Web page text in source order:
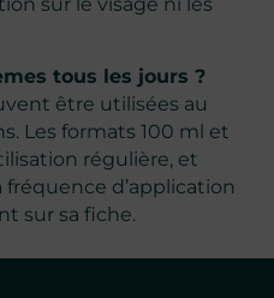
tous les jours ?
être utilisées au
Les formats 100 ml et
régulière, et
d’application
sur sa fiche.